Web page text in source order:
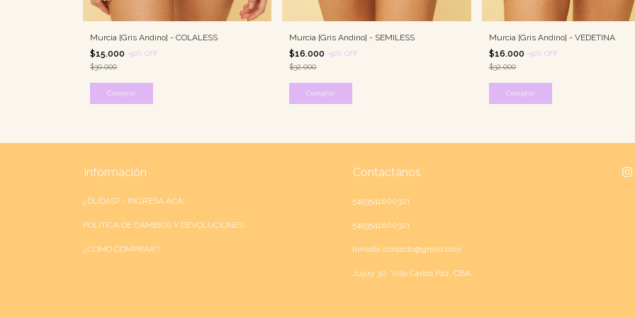
Murcia [Gris Andino] - COLALESS
$15.000 -50% OFF
$30.000
Comprar
Murcia [Gris Andino] - SEMILESS
$16.000 -50%OFF
$32.000
Comprar
Murcia [Gris Andino] - VEDETINA
$16.000 -50% OFF
$32.000
Comprar
Información
¿DUDAS? - INGRESA ACÁ!
POLITICA DE CAMBIOS Y DEVOLUCIONES
¿COMO COMPRAR?
Contactános
5493541600321
5493541600321
himalta.contacto@gmail.com
Jujuy 30. Villa Carlos Paz, CBA.